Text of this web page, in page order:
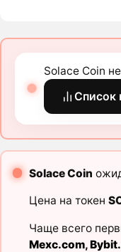
Solace Coin
Список
Solace Coin
Цена на токен
Чаще всего
Mexc.com,